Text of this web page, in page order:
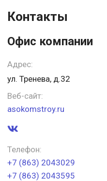
Контакты
Офис компании
Адрес:
ул. Тренева, д.32
Веб-сайт:
asokomstroy.ru
Телефон:
+7 (863) 2043029
+7 (863) 2043595